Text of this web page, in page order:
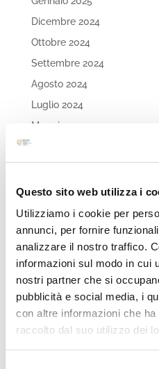
Questo sito web utilizza i
Utilizziamo i cookie per
annunci, per fornire
analizzare il nostro traffico.
informazioni sul modo in cui
nostri partner che si
pubblicità e social media, i
con altre informazioni che
raccolto dal suo utilizzo dei
Dicembre 2024
Ottobre 2024
Settembre 2024
Agosto 2024
Luglio 2024
Maggio 2024
Aprile 2024
Febbraio 2024
Dicembre 2023
Settembre 2023
Agosto 2023
Maggio 2023
Aprile 2023
Marzo 2023